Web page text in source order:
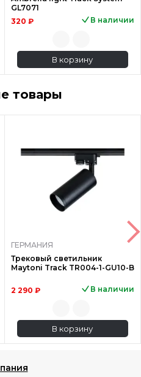
GL7071
320 ₽
В наличии
В корзину
товары
ГЕРМАНИЯ
Трековый светильник
Maytoni Track TR004-1-GU10-B
2 290 ₽ В наличии
В корзину